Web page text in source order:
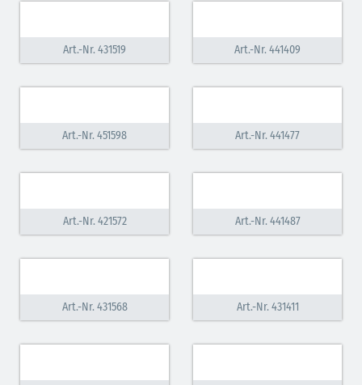
Art.-Nr. 431519 Art.-Nr. 441409
Art.-Nr. 451598 Art.-Nr. 441477
Art.-Nr. 421572 Art.-Nr. 441487
Art.-Nr. 431568 Art.-Nr. 431411